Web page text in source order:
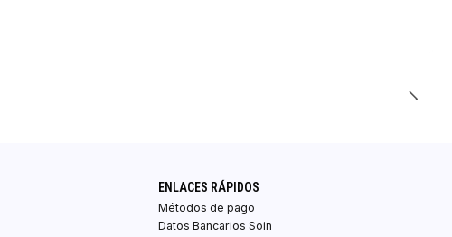
ENLACES RÁPIDOS
Métodos de pago
Datos Bancarios Soin